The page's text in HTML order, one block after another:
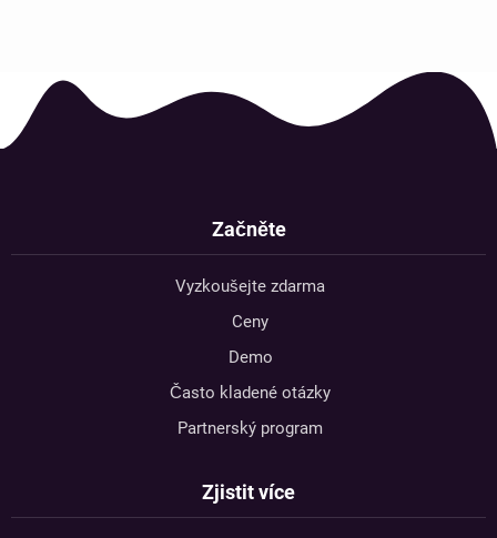
Začněte
Vyzkoušejte zdarma
Ceny
Demo
Často kladené otázky
Partnerský program
Zjistit více